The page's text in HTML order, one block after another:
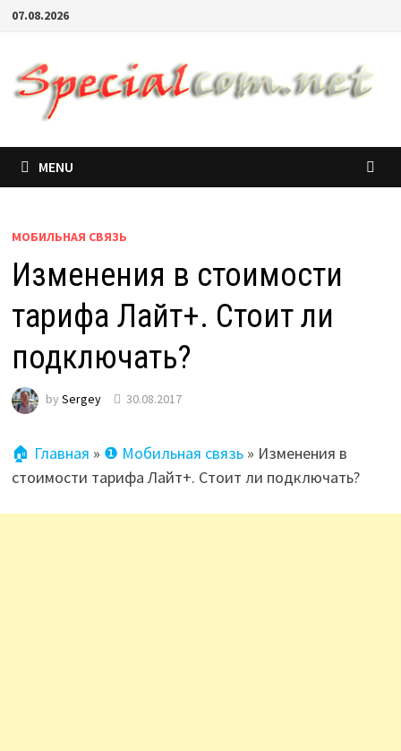
07.08.2026
MENU
МОБИЛЬНАЯ СВЯЗЬ
Изменения в стоимости
тарифа Лайт+. Стоит ли
подключать?
by Sergey 30.08.2017
🏠 Главная » ❶ Мобильная связь» Изменения в
стоимости тарифа Лайт+. Стоит ли подключать?